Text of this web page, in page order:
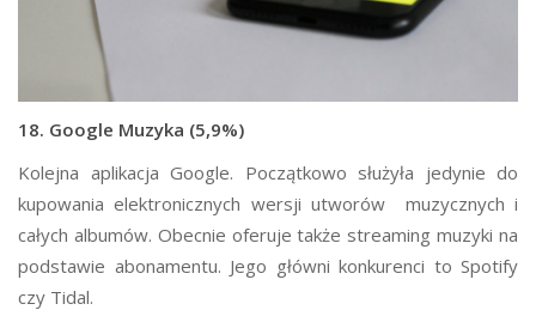
18. Google Muzyka (5,9%)
Kolejna aplikacja Google. Początkowo służyła jedynie do
kupowania elektronicznych wersji utworów muzycznych i
całych albumów. Obecnie oferuje także streaming muzyki na
podstawie abonamentu. Jego główni konkurenci to Spotify
czy Tidal.